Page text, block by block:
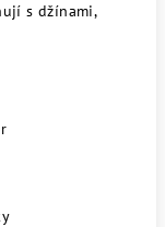
s džínami,